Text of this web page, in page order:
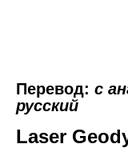
Перевод: с
русский
Laser